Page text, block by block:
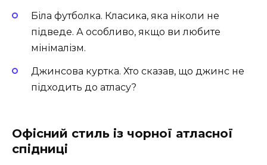
Біла футболка. Класика, яка ніколи не
підведе. А особливо, якщо ви любите
мінімалізм.
Джинсова куртка. Хто сказав, що джинс не
підходить до атласу?
Офісний стиль із чорної атласної
спідниці